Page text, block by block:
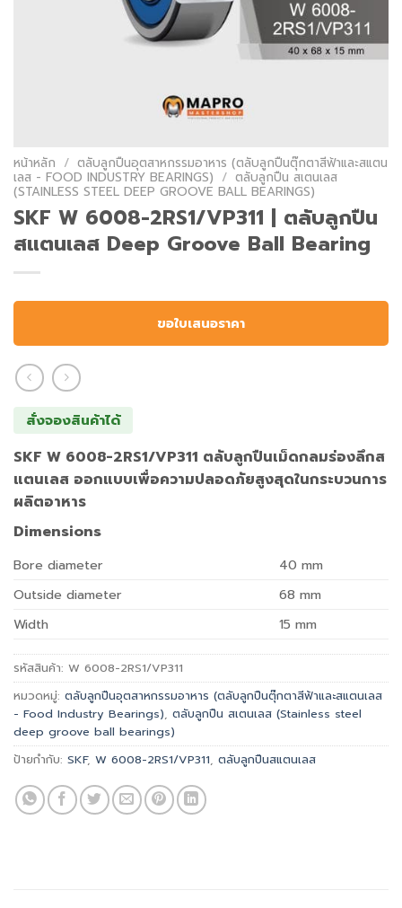
หน้าหลัก / ตลับลูกปืนอุตสาหกรรมอาหาร (ตลับลูกปืนตุ๊กตาสีฟ้าและสแตน
เลส - FOOD INDUSTRY BEARINGS) / ตลับลูกปืน สเตนเลส
(STAINLESS STEEL DEEP GROOVE BALL BEARINGS)
SKF W 6008-2RS1/VP311 | ตลับลูกปืน
สแตนเลส Deep Groove Ball Bearing
ขอใบเสนอราคา
สั่งจองสินค้าได้
SKF W 6008-2RS1/VP311 ตลับลูกปืนเม็ดกลมร่องลึกส
แตนเลส ออกแบบเพื่อความปลอดภัยสูงสุดในกระบวนการ
ผลิตอาหาร
Dimensions
Bore diameter 40 mm
Outside diameter
68 mm
Width
15 mm
รหัสสินค้า: W 6008-2RS1/VP311
หมวดหมู่: ตลับลูกปืนอุตสาหกรรมอาหาร (ตลับลูกปืนตุ๊กตาสีฟ้าและสแตนเลส
- Food Industry Bearings), ตลับลูกปืน สเตนเลส (Stainless steel
deep groove ball bearings)
ป้ายกำกับ: SKF, W 6008-2RS1/VP311, ตลับลูกปืนสแตนเลส